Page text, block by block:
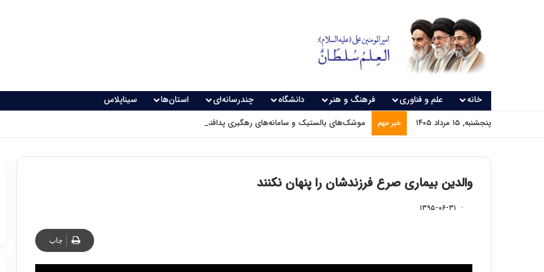
خانه علم و فناوری فرهنگ و هنر دانشگاه چندرسانه‌ای استان‌ها سیناپلاس
پنجشنبه, ۱۵ مرداد ۱۴۰۵ خبر مهم موشک‌های بالستیک و سامانه‌های رهگیری پدافندی چگونه کار می کنند؟
والدین بیماری صرع فرزندشان را پنهان نکنند
۱۳۹۵-۰۶-۳۱
چاپ